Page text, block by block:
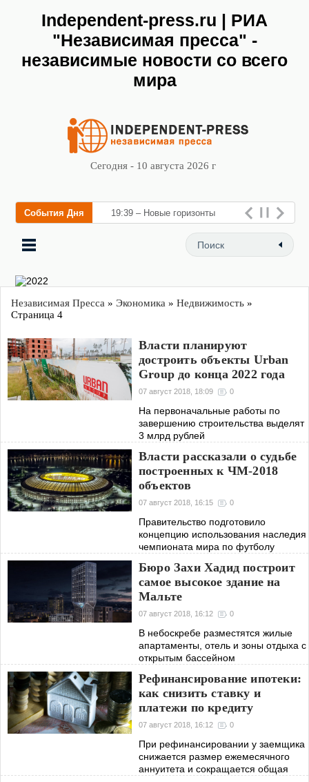
Independent-press.ru | РИА
"Независимая пресса" -
независимые новости со всего
мира
Сегодня - 10 августа 2026 г
События Дня 19:39 – Новые горизонты
флебологии: в Москве
открылся «Городской центр
заболеваний вен и
Независимая Пресса » Экономика » Недвижимость »
Страница 4
Власти планируют
достроить объекты Urban
Group до конца 2022 года
07 август 2018, 18:09 0
На первоначальные работы по
завершению строительства выделят
3 млрд рублей
Власти рассказали о судьбе
построенных к ЧМ-2018
объектов
07 август 2018, 16:15 0
Правительство подготовило
концепцию использования наследия
чемпионата мира по футболу
Бюро Захи Хадид построит
самое высокое здание на
Мальте
07 август 2018, 16:12 0
В небоскребе разместятся жилые
апартаменты, отель и зоны отдыха с
открытым бассейном
Рефинансирование ипотеки:
как снизить ставку и
платежи по кредиту
07 август 2018, 16:12 0
При рефинансировании у заемщика
снижается размер ежемесячного
аннуитета и сокращается общая